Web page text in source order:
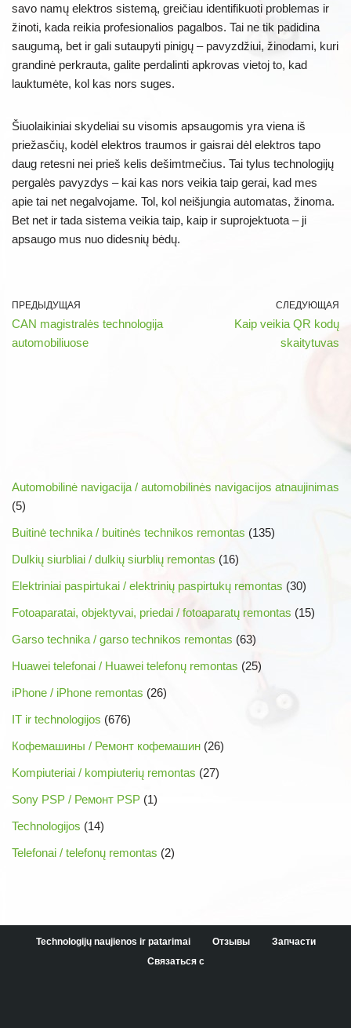
savo namų elektros sistemą, greičiau identifikuoti problemas ir
žinoti, kada reikia profesionalios pagalbos. Tai ne tik padidina
saugumą, bet ir gali sutaupyti pinigų – pavyzdžiui, žinodami, kuri
grandinė perkrauta, galite perdalinti apkrovas vietoj to, kad
lauktumėte, kol kas nors suges.
Šiuolaikiniai skydeliai su visomis apsaugomis yra viena iš
priežasčių, kodėl elektros traumos ir gaisrai dėl elektros tapo
daug retesni nei prieš kelis dešimtmečius. Tai tylus technologijų
pergalės pavyzdys – kai kas nors veikia taip gerai, kad mes
apie tai net negalvojame. Tol, kol neišjungia automatas, žinoma.
Bet net ir tada sistema veikia taip, kaip ir suprojektuota – ji
apsaugo mus nuo didesnių bėdų.
ПРЕДЫДУЩАЯ
CAN magistralės technologija
automobiliuose
СЛЕДУЮЩАЯ
Kaip veikia QR kodų
skaitytuvas
Automobilinė navigacija / automobilinės navigacijos atnaujinimas
(5)
Buitinė technika / buitinės technikos remontas (135)
Dulkių siurbliai / dulkių siurblių remontas (16)
Elektriniai paspirtukai / elektrinių paspirtukų remontas (30)
Fotoaparatai, objektyvai, priedai / fotoaparatų remontas (15)
Garso technika / garso technikos remontas (63)
Huawei telefonai / Huawei telefonų remontas (25)
iPhone / iPhone remontas (26)
IT ir technologijos (676)
Кофемашины / Ремонт кофемашин (26)
Kompiuteriai / kompiuterių remontas (27)
Sony PSP / Ремонт PSP (1)
Technologijos (14)
Telefonai / telefonų remontas (2)
Technologijų naujienos ir patarimai Отзывы
Запчасти
Связаться с